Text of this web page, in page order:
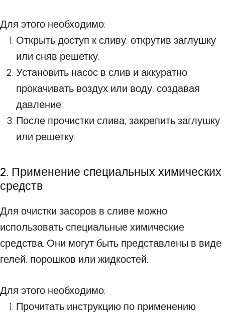
Для этого необходимо:
Открыть доступ к сливу, открутив заглушку
или сняв решетку.
Установить насос в слив и аккуратно
прокачивать воздух или воду, создавая
давление.
После прочистки слива, закрепить заглушку
или решетку.
2. Применение специальных химических
средств
Для очистки засоров в сливе можно
использовать специальные химические
средства. Они могут быть представлены в виде
гелей, порошков или жидкостей.
Для этого необходимо:
Прочитать инструкцию по применению